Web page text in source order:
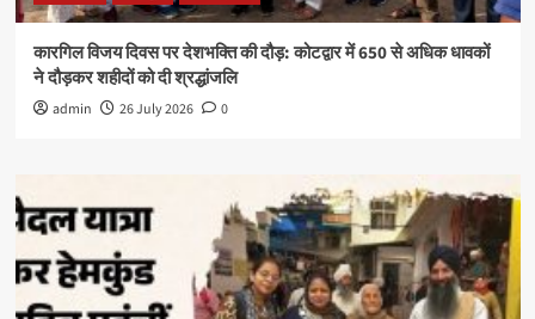
कारगिल विजय दिवस पर देशभक्ति की दौड़: कोटद्वार में 650 से अधिक धावकों
ने दौड़कर शहीदों को दी श्रद्धांजलि
admin 26 July 2026 0